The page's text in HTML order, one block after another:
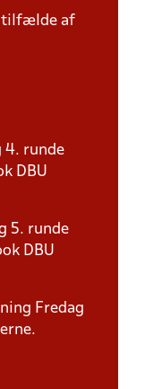
tilfælde af
runde
DBU
5. runde
DBU
Fredag